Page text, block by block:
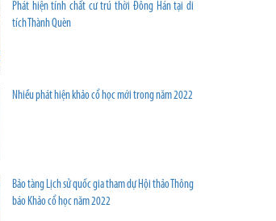
Phát hiện tính chất cư trú thời Đông Hán tại di
tích Thành Quèn
Nhiều phát hiện khảo cổ học mới trong năm 2022
Bảo tàng Lịch sử quốc gia tham dự Hội thảo Thông
báo Khảo cổ học năm 2022